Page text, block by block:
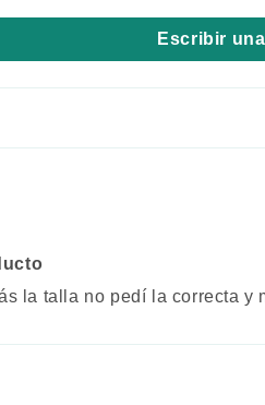
Escribir
la talla no pedí la correcta